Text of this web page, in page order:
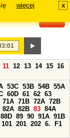
więcej x
11 12 13 14 15 16
53C 53B 54B 55A
60D 61 62 63
71A 71B 72A 72B
82A 82B 83 84A
88D 89 90 91A 91B
101 201 202 6.
F1